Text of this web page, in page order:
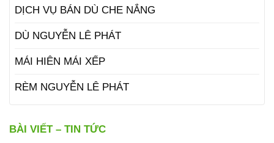
DỊCH VỤ BÁN DÙ CHE NẮNG
DÙ NGUYỄN LÊ PHÁT
MÁI HIÊN MÁI XẾP
RÈM NGUYỄN LÊ PHÁT
BÀI VIẾT – TIN TỨC